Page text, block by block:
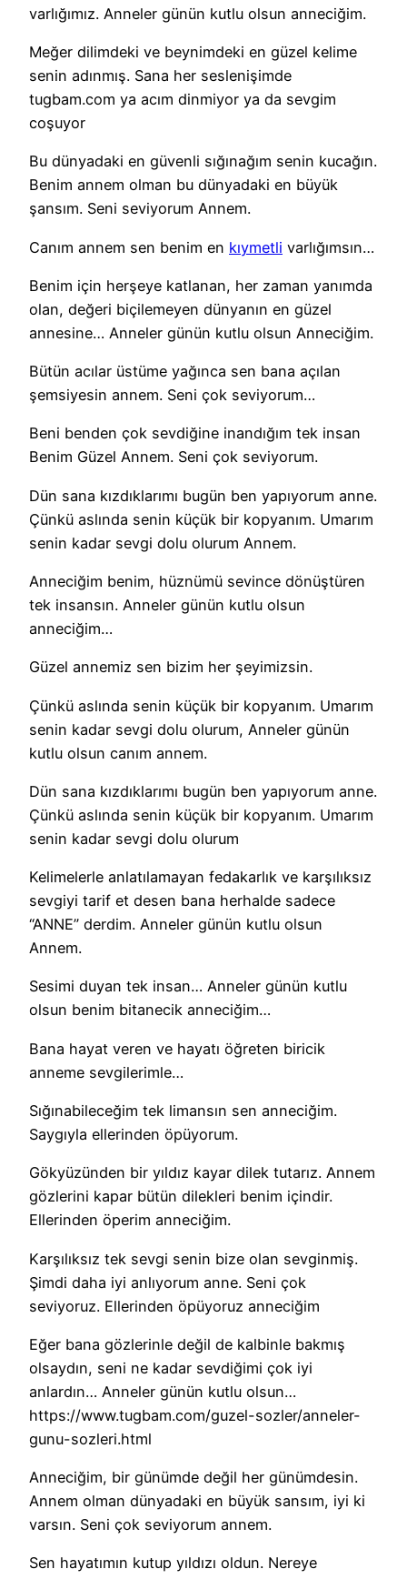
varlığımız. Anneler günün kutlu olsun anneciğim.
Meğer dilimdeki ve beynimdeki en güzel kelime
senin adınmış. Sana her seslenişimde
tugbam.com ya acım dinmiyor ya da sevgim
coşuyor
Bu dünyadaki en güvenli sığınağım senin kucağın.
Benim annem olman bu dünyadaki en büyük
şansım. Seni seviyorum Annem.
Canım annem sen benim en kıymetli varlığımsın…
Benim için herşeye katlanan, her zaman yanımda
olan, değeri biçilemeyen dünyanın en güzel
annesine… Anneler günün kutlu olsun Anneciğim.
Bütün acılar üstüme yağınca sen bana açılan
şemsiyesin annem. Seni çok seviyorum…
Beni benden çok sevdiğine inandığım tek insan
Benim Güzel Annem. Seni çok seviyorum.
Dün sana kızdıklarımı bugün ben yapıyorum anne.
Çünkü aslında senin küçük bir kopyanım. Umarım
senin kadar sevgi dolu olurum Annem.
Anneciğim benim, hüznümü sevince dönüştüren
tek insansın. Anneler günün kutlu olsun
anneciğim…
Güzel annemiz sen bizim her şeyimizsin.
Çünkü aslında senin küçük bir kopyanım. Umarım
senin kadar sevgi dolu olurum, Anneler günün
kutlu olsun canım annem.
Dün sana kızdıklarımı bugün ben yapıyorum anne.
Çünkü aslında senin küçük bir kopyanım. Umarım
senin kadar sevgi dolu olurum
Kelimelerle anlatılamayan fedakarlık ve karşılıksız
sevgiyi tarif et desen bana herhalde sadece
“ANNE” derdim. Anneler günün kutlu olsun
Annem.
Sesimi duyan tek insan… Anneler günün kutlu
olsun benim bitanecik anneciğim…
Bana hayat veren ve hayatı öğreten biricik
anneme sevgilerimle…
Sığınabileceğim tek limansın sen anneciğim.
Saygıyla ellerinden öpüyorum.
Gökyüzünden bir yıldız kayar dilek tutarız. Annem
gözlerini kapar bütün dilekleri benim içindir.
Ellerinden öperim anneciğim.
Karşılıksız tek sevgi senin bize olan sevginmiş.
Şimdi daha iyi anlıyorum anne. Seni çok
seviyoruz. Ellerinden öpüyoruz anneciğim
Eğer bana gözlerinle değil de kalbinle bakmış
olsaydın, seni ne kadar sevdiğimi çok iyi
anlardın… Anneler günün kutlu olsun…
https://www.tugbam.com/guzel-sozler/anneler-
gunu-sozleri.html
Anneciğim, bir günümde değil her günümdesin.
Annem olman dünyadaki en büyük sansım, iyi ki
varsın. Seni çok seviyorum annem.
Sen hayatımın kutup yıldızı oldun. Nereye